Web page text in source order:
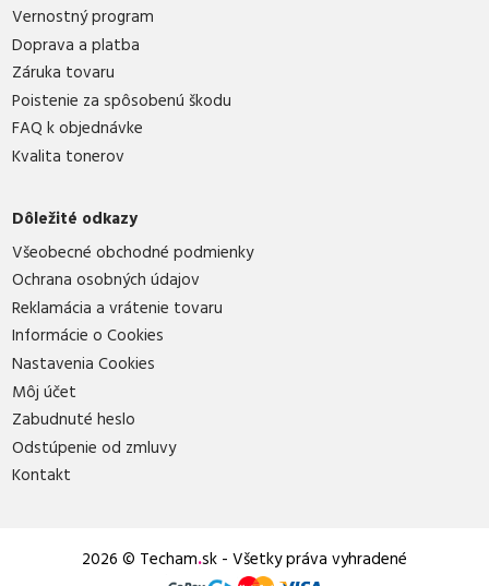
Vernostný program
Doprava a platba
Záruka tovaru
Poistenie za spôsobenú škodu
FAQ k objednávke
Kvalita tonerov
Dôležité odkazy
Všeobecné obchodné podmienky
Ochrana osobných údajov
Reklamácia a vrátenie tovaru
Informácie o Cookies
Nastavenia Cookies
Môj účet
Zabudnuté heslo
Odstúpenie od zmluvy
Kontakt
2026 © Techam.sk - Všetky práva vyhradené